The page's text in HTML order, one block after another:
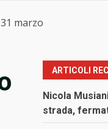
marzo
ARTICOLI
Nicola
strada,